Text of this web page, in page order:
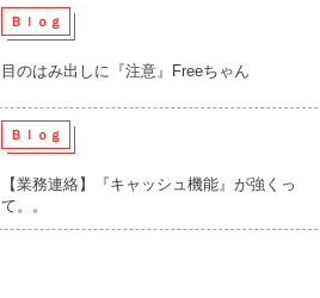
Ｂｌｏｇ
目のはみ出しに『注意』Freeちゃん
Ｂｌｏｇ
【業務連絡】『キャッシュ機能』が強くっ
て。。